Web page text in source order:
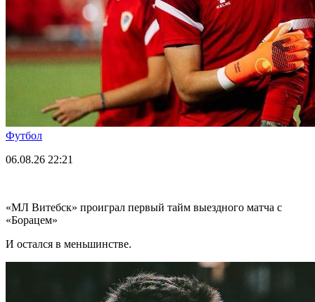
Футбол
06.08.26 22:21
«МЛ Витебск» проиграл первый тайм выездного матча с
«Борацем»
И остался в меньшинстве.